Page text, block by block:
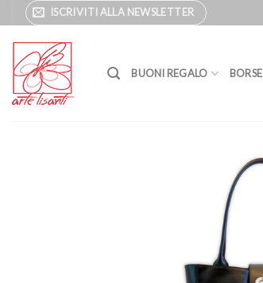
Salta
ai
contenuti
ISCRIVITI ALLA NEWSLETTER
BUONI REGALO BORSE